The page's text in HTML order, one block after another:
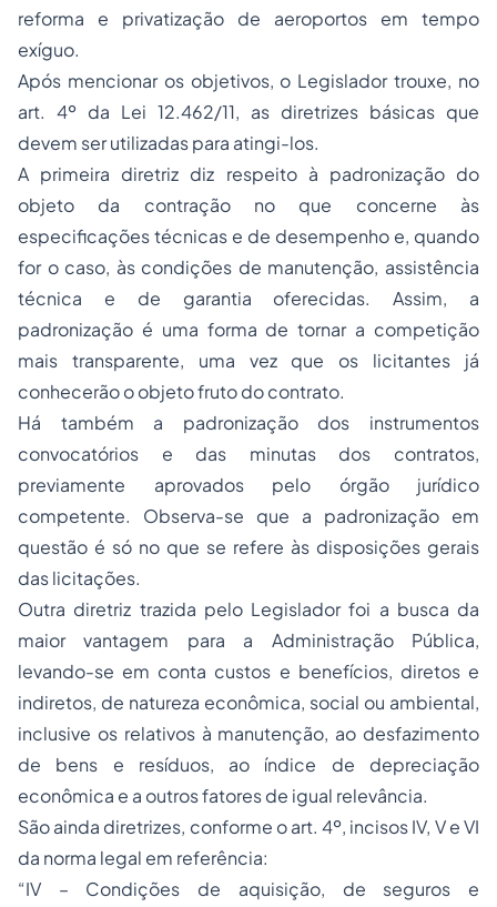
reforma e privatização de aeroportos em tempo
exíguo.
Após mencionar os objetivos, o Legislador trouxe, no
art. 4º da Lei 12.462/11, as diretrizes básicas que
devem ser utilizadas para atingi-los.
A primeira diretriz diz respeito à padronização do
objeto da contração no que concerne às
especificações técnicas e de desempenho e, quando
for o caso, às condições de manutenção, assistência
técnica e de garantia oferecidas. Assim, a
padronização é uma forma de tornar a competição
mais transparente, uma vez que os licitantes já
conhecerão o objeto fruto do contrato.
Há também a padronização dos instrumentos
convocatórios e das minutas dos contratos,
previamente aprovados pelo órgão jurídico
competente. Observa-se que a padronização em
questão é só no que se refere às disposições gerais
das licitações.
Outra diretriz trazida pelo Legislador foi a busca da
maior vantagem para a Administração Pública,
levando-se em conta custos e benefícios, diretos e
indiretos, de natureza econômica, social ou ambiental,
inclusive os relativos à manutenção, ao desfazimento
de bens e resíduos, ao índice de depreciação
econômica e a outros fatores de igual relevância.
São ainda diretrizes, conforme o art. 4º, incisos IV, V e VI
da norma legal em referência:
“IV – Condições de aquisição, de seguros e